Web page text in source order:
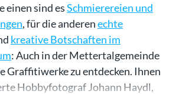
einen sind esSchmierereien und
, für die anderenechte
kreative Botschaften im
: Auch in der Mettertalgemeinde
Graffitiwerke zu entdecken. Ihnen
Hobbyfotograf Johann Haydl,